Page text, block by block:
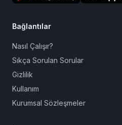
Bağlantılar
Nasıl Çalışır?
Sıkça Sorulan Sorular
Gizlilik
Kullanım
Kurumsal Sözleşmeler